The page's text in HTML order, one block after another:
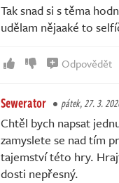
Tak snad si s těma
udělam nějaaké to
Odpovědět
Sewerator pátek, 27. 3.
Chtěl bych napsat
zamyslete se nad tím
tajemství této hry.
dosti nepřesný.